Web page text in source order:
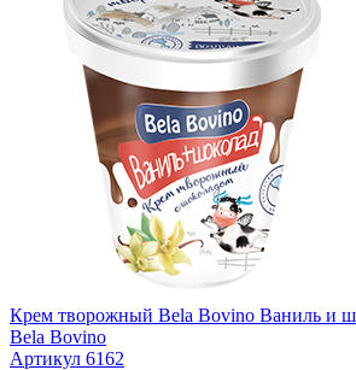
Крем творожный Bela Bovino Ваниль и
Bela Bovino
Артикул 6162